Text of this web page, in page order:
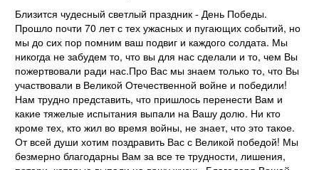
Близится чудесный светлый праздник - День Победы.
Прошло почти 70 лет с тех ужасных и пугающих событий, но
мы до сих пор помним ваш подвиг и каждого солдата. Мы
никогда не забудем то, что вы для нас сделали и то, чем Вы
пожертвовали ради нас.Про Вас мы знаем только то, что Вы
участвовали в Великой Отечественной войне и победили!
Нам трудно представить, что пришлось перенести Вам и
какие тяжелые испытания выпали на Вашу долю. Ни кто
кроме тех, кто жил во время войны, не знает, что это такое.
От всей души хотим поздравить Вас с Великой победой! Мы
безмерно благодарны Вам за все те трудности, лишения,